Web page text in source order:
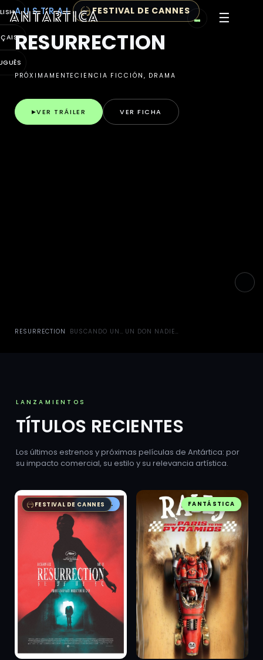
Antártica · Distribuidora
Antártica (también Antártica Cine o Antártica Cinema)
☰
AUSTRAL FESTIVAL DE CANNES
RESURRECTION
PRÓXIMAMENTECIENCIA FICCIÓN, DRAMA
▶VER TRÁILER VER FICHA
RESURRECTION BUSCANDO UN CIELO PARA RAMBO
UN DON NADIE CONTRA PUTIN
LANZAMIENTOS
TÍTULOS RECIENTES
Los últimos estrenos y próximas películas de Antártica: por
su impacto comercial, su estilo y su relevancia artística.
AUSTRAL
FESTIVAL DE CANNES FANTÁSTICA